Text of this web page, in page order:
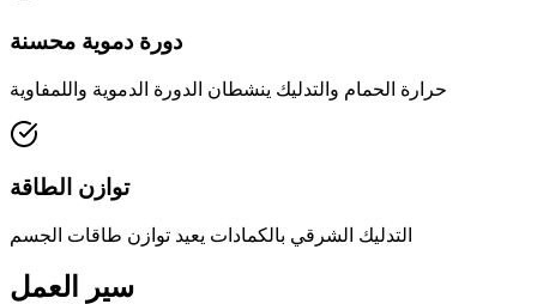
دورة دموية محسنة
حرارة الحمام والتدليك ينشطان الدورة الدموية واللمفاوية
توازن الطاقة
التدليك الشرقي بالكمادات يعيد توازن طاقات الجسم
سير العمل